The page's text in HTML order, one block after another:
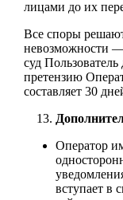
лицами до их
Все споры
невозможности
суд
претензию
составляет 30
Оператор
вступает в